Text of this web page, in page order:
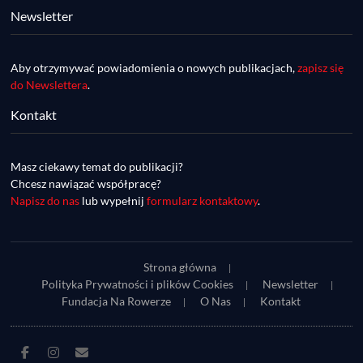
- zaprasza Mateusz Szafraniec. Dwie
samochwałki
DDR #73 [info] - UltraCup: nie będzie imprezy
Newsletter
Aby otrzymywać powiadomienia o nowych publikacjach,zapisz się
do Newslettera.
Kontakt
Masz ciekawy temat do publikacji?
Chcesz nawiązać współpracę?
Napisz do nas lub wypełnijformularz kontaktowy.
Strona główna
Polityka Prywatności i plików Cookies
Newsletter
Fundacja Na Rowerze
O Nas Kontakt
Facebook
Instagram
E-